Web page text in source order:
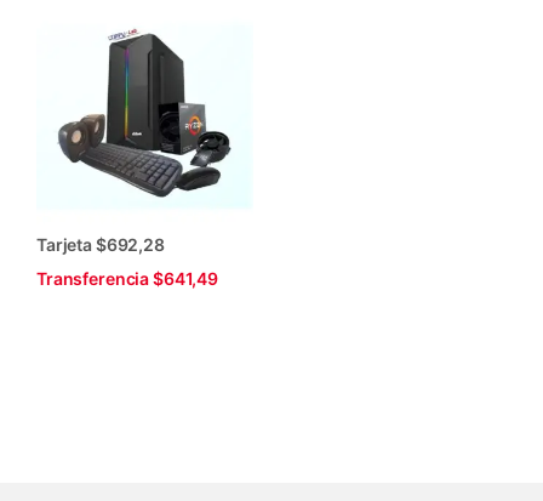
Tarjeta $692,28
Transferencia $641,49